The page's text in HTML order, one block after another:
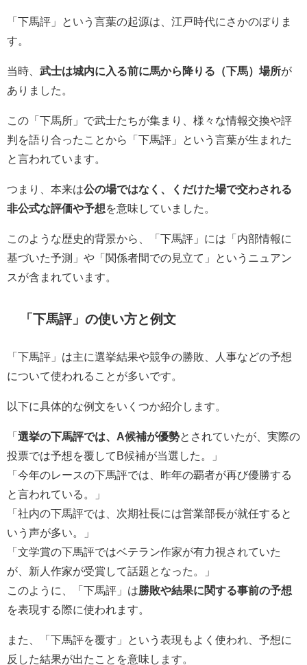
「下馬評」という言葉の起源は、江戸時代にさかのぼりま
す。
当時、 武士は城内に入る前に馬から降りる（下馬）場所が
ありました。
この「下馬所」で武士たちが集まり、様々な情報交換や評
判を語り合ったことから「下馬評」という言葉が生まれた
と言われています。
つまり、本来は公の場ではなく、くだけた場で交わされる
非公式な評価や予想を意味していました。
このような歴史的背景から、「下馬評」には「内部情報に
基づいた予測」や「関係者間での見立て」というニュアン
スが含まれています。
「下馬評」の使い方と例文
「下馬評」は主に選挙結果や競争の勝敗、人事などの予想
について使われることが多いです。
以下に具体的な例文をいくつか紹介します。
「 選挙の下馬評では、A候補が優勢とされていたが、実際の
投票では予想を覆してB候補が当選した。」
「今年のレースの下馬評では、昨年の覇者が再び優勝する
と言われている。」
「社内の下馬評では、次期社長には営業部長が就任すると
いう声が多い。」
「文学賞の下馬評ではベテラン作家が有力視されていた
が、新人作家が受賞して話題となった。」
このように、「下馬評」は 勝敗や結果に関する事前の予想
を表現する際に使われます。
また、「下馬評を覆す」という表現もよく使われ、予想に
反した結果が出たことを意味します。